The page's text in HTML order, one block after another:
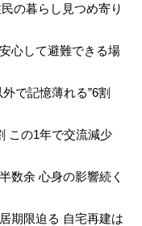
の暮らし見つめ寄り
心して避難できる場
で記憶薄れる”6割
この1年で交流減少
数余 心身の影響続く
期限迫る 自宅再建は